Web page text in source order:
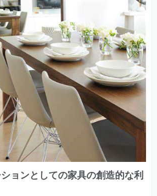
ョンとしての家具の創造的な利